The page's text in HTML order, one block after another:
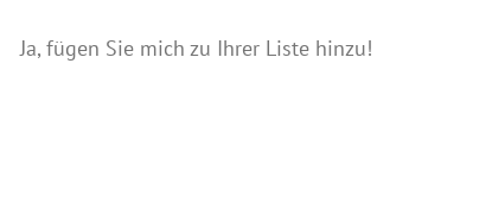
Ja, fügen Sie mich zu Ihrer Liste hinzu!